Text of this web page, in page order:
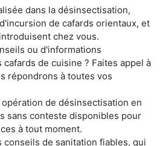
dans la désinsectisation,
de cafards orientaux, et
chez vous.
ou d'informations
de cuisine ? Faites appel à
répondrons à toutes vos
de désinsectisation en
sans conteste disponibles pour
à tout moment.
conseils de sanitation fiables, qui